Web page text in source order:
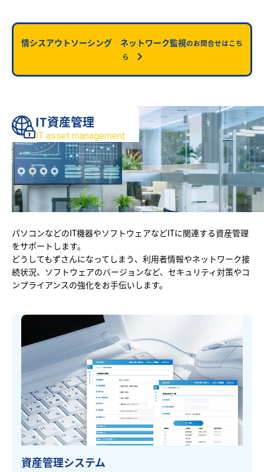
情シスアウトソーシング ネットワーク監視のお問合せはこち
ら
IT資産管理
IT asset management
パソコンなどのIT機器やソフトウェアなどITに関連する資産管理
をサポートします。
どうしてもずさんになってしまう、利用者情報やネットワーク接
続状況、ソフトウェアのバージョンなど、セキュリティ対策やコ
ンプライアンスの強化をお手伝いします。
資産管理システム